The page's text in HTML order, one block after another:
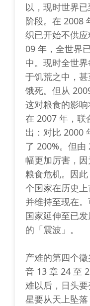
以，现时世界
阶段。在 2008
织已开始不供
09 年，全世界
中。现时全世
于饥荒之中，
饿死。但从
这对粮食的影响
在 2007 年，联
出：对比 2000
了 200%。但
幅更加厉害，
粮食危机。因
个国家在历史上
并维持至现在
国家延伸至已
的「震波」。
产难的第四个
音 13 章 24 至
难以后，日头
星要从天上坠